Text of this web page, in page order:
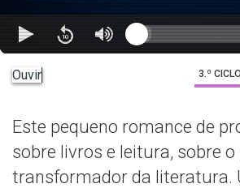
Ouvir 3.º CICLO
Este pequeno romance de
sobre livros e leitura, sobre o
transformador da literatura.